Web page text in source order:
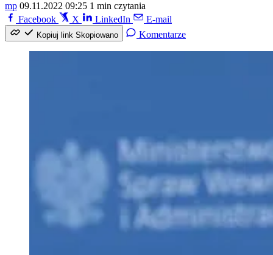
mp 09.11.2022 09:25 1 min czytania
Facebook
X LinkedIn E-mail
Kopiuj link Skopiowano Komentarze